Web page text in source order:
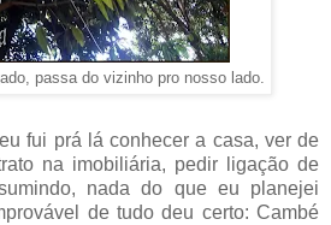
passa do vizinho pro nosso lado.
fui prá lá conhecer a casa, ver de
na imobiliária, pedir ligação de
nada do que eu planejei
de tudo deu certo: Cambé